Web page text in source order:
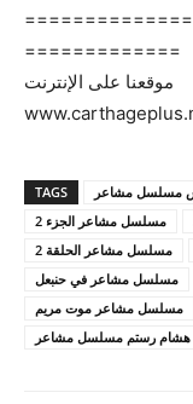
=============
موقعنا على الإنترنت
TAGS مسلسل مشاعر
مسلسل مشاعر الجزء 2
مسلسل مشاعر الحلقة 2
مسلسل مشاعر في حنبعل
مسلسل مشاعر موت مريم
هشام رستم مسلسل مشاعر